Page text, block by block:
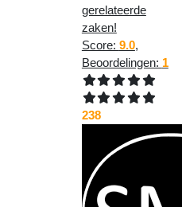
gerelateerde
zaken!
Score: 9.0,
Beoordelingen: 1
238